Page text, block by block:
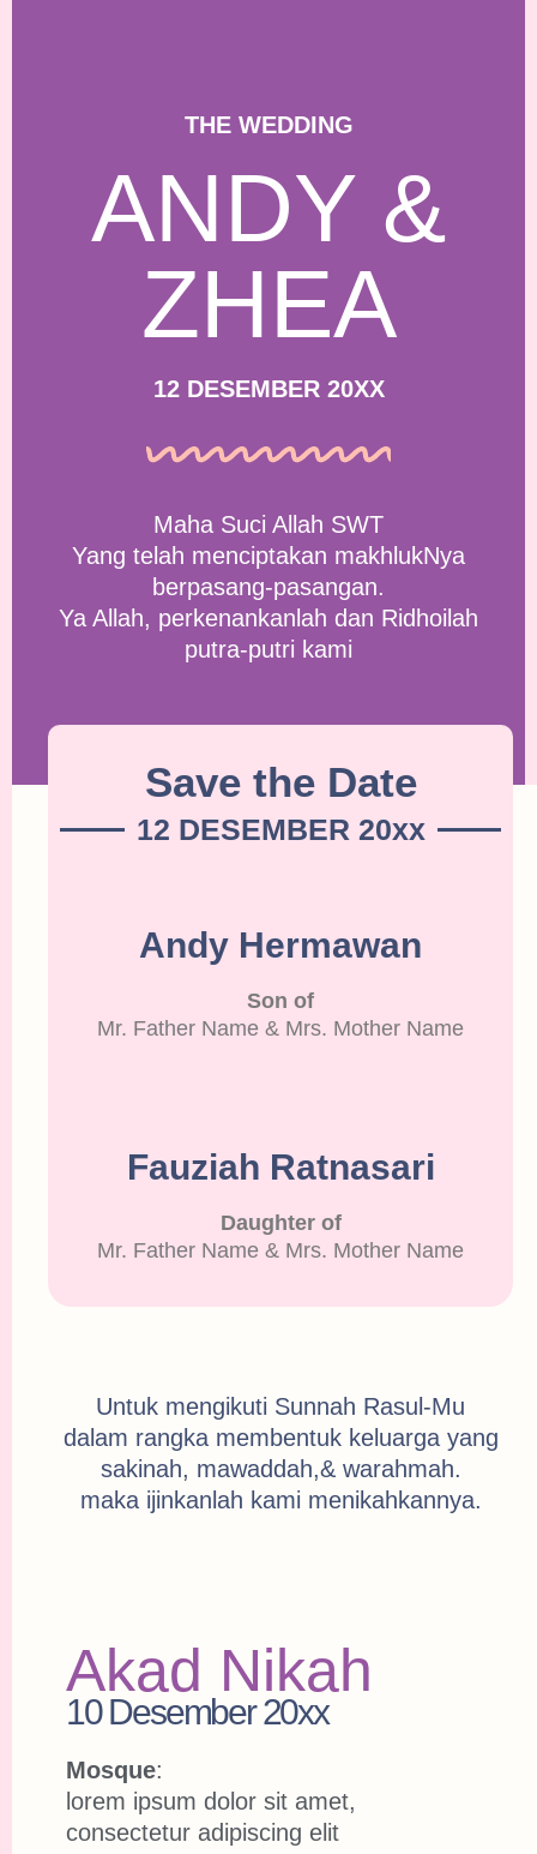
THE WEDDING
ANDY &
ZHEA
12 DESEMBER 20XX
Maha Suci Allah SWT
Yang telah menciptakan makhlukNya
berpasang-pasangan.
Ya Allah, perkenankanlah dan Ridhoilah
putra-putri kami
Save the Date
12 DESEMBER 20xx
Andy Hermawan
Son of
Mr. Father Name & Mrs. Mother Name
Fauziah Ratnasari
Daughter of
Mr. Father Name & Mrs. Mother Name
Untuk mengikuti Sunnah Rasul-Mu
dalam rangka membentuk keluarga yang
sakinah, mawaddah,& warahmah.
maka ijinkanlah kami menikahkannya.
Akad Nikah
10 Desember 20xx
Mosque:
lorem ipsum dolor sit amet,
consectetur adipiscing elit